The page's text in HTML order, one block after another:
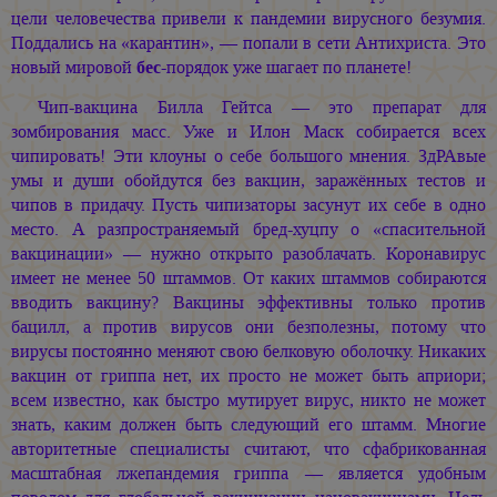
цели человечества привели к пандемии вирусного безумия.
Поддались на «карантин», — попали в сети Антихриста. Это
новый мировойбес-порядок уже шагает по планете!
Чип-вакцина Билла Гейтса — это препарат для
зомбирования масс. Уже и Илон Маск собирается всех
чипировать! Эти клоуны о себе большого мнения. ЗдРАвые
умы и души обойдутся без вакцин, заражённых тестов и
чипов в придачу. Пусть чипизаторы засунут их себе в одно
место. А разпространяемый бред-хуцпу о «спасительной
вакцинации» — нужно открыто разоблачать. Коронавирус
имеет не менее 50 штаммов. От каких штаммов собираются
вводить вакцину? Вакцины эффективны только против
бацилл, а против вирусов они безполезны, потому что
вирусы постоянно меняют свою белковую оболочку. Никаких
вакцин от гриппа нет, их просто не может быть априори;
всем известно, как быстро мутирует вирус, никто не может
знать, каким должен быть следующий его штамм. Многие
авторитетные специалисты считают, что сфабрикованная
масштабная лжепандемия гриппа — является удобным